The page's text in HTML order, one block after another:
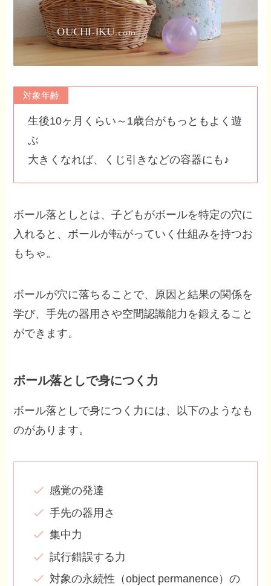
対象年齢
生後10ヶ月くらい～1歳台がもっともよく遊
ぶ
大きくなれば、くじ引きなどの容器にも♪
ボール落としとは、子どもがボールを特定の穴に
入れると、ボールが転がっていく仕組みを持つお
もちゃ。
ボールが穴に落ちることで、原因と結果の関係を
学び、手先の器用さや空間認識能力を鍛えること
ができます。
ボール落としで身につく力
ボール落としで身につく力には、以下のようなも
のがあります。
感覚の発達
手先の器用さ
集中力
試行錯誤する力
対象の永続性（object permanence）の